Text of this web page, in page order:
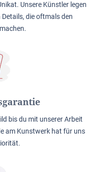
Unsere Künstler legen
die oftmals den
bis du mit unserer Arbeit
am Kunstwerk hat für uns